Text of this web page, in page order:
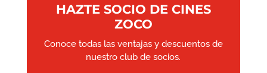
HAZTE SOCIO DE CINES
ZOCO
Conoce todas las ventajas y descuentos de
nuestro club de socios.